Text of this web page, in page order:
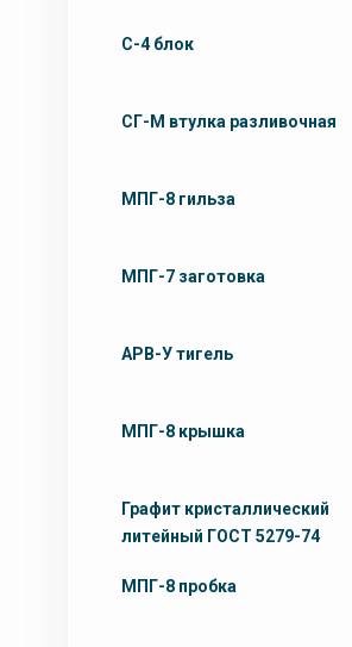
С-4 блок
СГ-М втулка разливочная
МПГ-8 гильза
МПГ-7 заготовка
АРВ-У тигель
МПГ-8 крышка
Графит кристаллический
литейный ГОСТ 5279-74
МПГ-8 пробка